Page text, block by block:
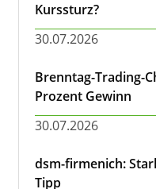
Kurssturz?
30.07.2026
Brenntag-Trading-
Prozent Gewinn
30.07.2026
dsm-firmenich:
Tipp